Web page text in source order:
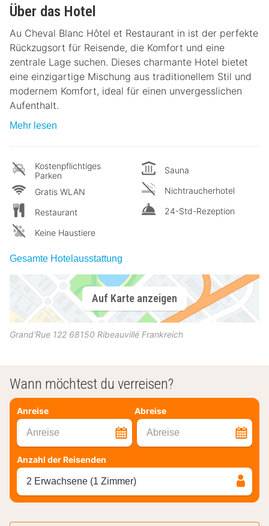
Über das Hotel
Au Cheval Blanc Hôtel et Restaurant in ist der perfekte
Rückzugsort für Reisende, die Komfort und eine
zentrale Lage suchen. Dieses charmante Hotel bietet
eine einzigartige Mischung aus traditionellem Stil und
modernem Komfort, ideal für einen unvergesslichen
Aufenthalt.
Mehr lesen
Kostenpflichtiges
Parken
Gratis WLAN
Restaurant
Keine Haustiere
Sauna
Nichtraucherhotel
24-Std-Rezeption
Gesamte Hotelausstattung
Auf Karte anzeigen
Grand'Rue 122 68150 Ribeauvillé Frankreich
Wann möchtest du verreisen?
Anreise Abreise
Anreise Abreise
Anzahl der Reisenden
2 Erwachsene (1 Zimmer)